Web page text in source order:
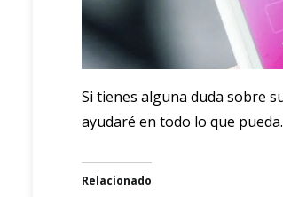
Si tienes alguna duda sobre
ayudaré en todo lo que
Relacionado